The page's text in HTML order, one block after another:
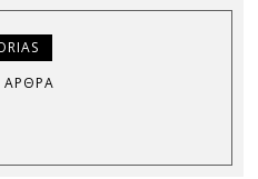
ΆΡΘΡΑ